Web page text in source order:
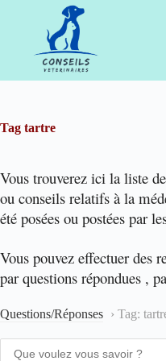
Tag tartre
Vous trouverez ici la liste
ou conseils relatifs à la
été posées ou postées par
Vous pouvez effectuer des
par questions répondues ,
Questions/Réponses › Tag: